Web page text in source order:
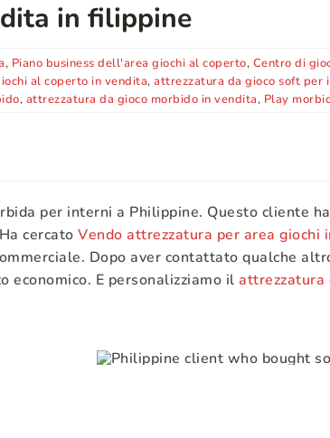
in filippine
, Piano business dell'area giochi al coperto, Centro di
al coperto in vendita, attrezzatura da gioco soft per
, attrezzatura da gioco morbido in vendita, Play
per interni a Philippine. Questo cliente
cercatoVendo attrezzatura per area giochi
Dopo aver contattato qualche
economico. E personalizziamo ilattrezzatura